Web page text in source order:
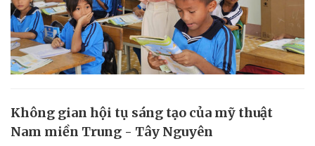
Không gian hội tụ sáng tạo của mỹ thuật
Nam miền Trung - Tây Nguyên